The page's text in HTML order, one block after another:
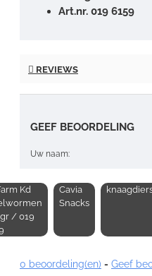
Art.nr. 019 6159
REVIEWS
GEEF BEOORDELING
Uw naam:
Kd
/ 019
Cavia
Snacks
0 beoordeling(en) - Geef